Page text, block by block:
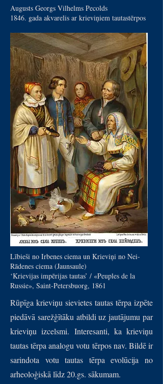
Augusts Georgs Vilhelms Pecolds
1846. gada akvarelis ar krieviņiem tautastērpos
Lībieši no Irbenes ciema un Krieviņi no Nei-
Rādenes ciema (Jaunsaule)
‘Krievijas impērijas tautas’ / «Peuples de la
Russie», Saint-Petersbuorg, 1861
Rūpīga krieviņu sievietes tautas tērpa izpēte
piedāvā sarežģītāku atbildi uz jautājumu par
krieviņu izcelsmi. Interesanti, ka krieviņu
tautas tērpa analogu votu tērpos nav. Bildē ir
sarindota votu tautas tērpa evolūcija no
arheoloģiskā līdz 20.gs. sākumam.